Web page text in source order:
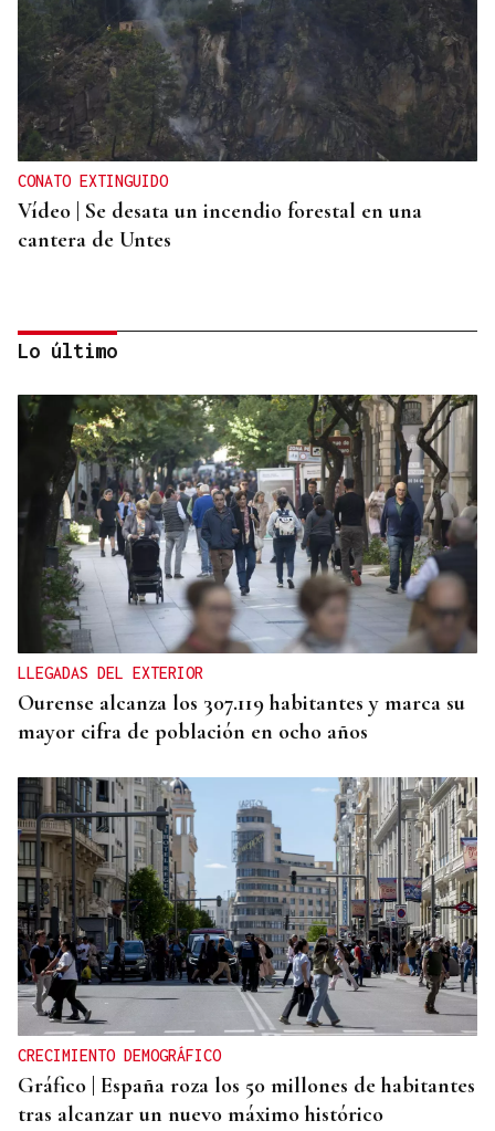
CONATO EXTINGUIDO
Vídeo | Se desata un incendio forestal en una
cantera de Untes
ENTREVISTA
Jorge Vázquez: "Nuestro objetivo a 2028 es crecer
creando valor para el accionista y para el equipo
que lo hace posible"
Lo último
LLEGADAS DEL EXTERIOR
Ourense alcanza los 307.119 habitantes y marca su
mayor cifra de población en ocho años
CRECIMIENTO DEMOGRÁFICO
Gráfico | España roza los 50 millones de habitantes
tras alcanzar un nuevo máximo histórico